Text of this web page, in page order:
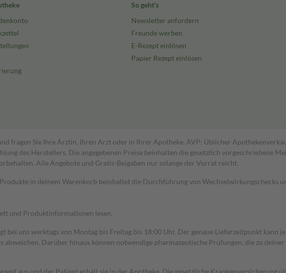
So geht's
Newsletter anfordern
Freunde werben
E-Rezept einlösen
Papier Rezept einlösen
fragen Sie Ihre Ärztin, Ihren Arzt oder in Ihrer Apotheke. AVP: Üblicher
des Herstellers. Die angegebenen Preise beinhalten die gesetzlich vorgeschriebene
Alle Angebote und Gratis-Beigaben nur solange der Vorrat reicht.
in deinem Warenkorb beinhaltet die Durchführung von Wechselwirkungschecks
und Produktinformationen lesen.
bei uns werktags von Montag bis Freitag bis 18:00 Uhr. Der genaue Lieferzeitpunkt kann
Darüber hinaus können notwendige pharmazeutische Prüfungen, die zu
aus und der Patient erhält sie in der Apotheke. Die gesetzliche Krankenversicherung